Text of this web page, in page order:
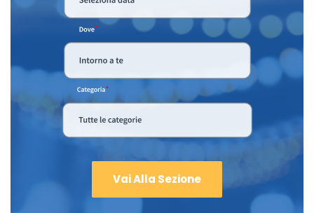
Vai Alla Sezione